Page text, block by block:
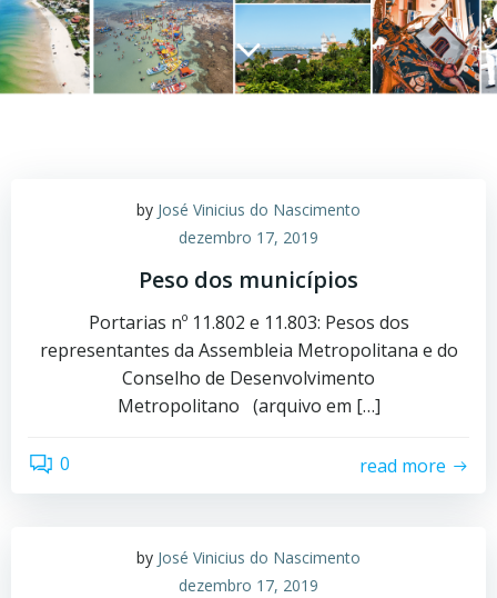
by José Vinicius do Nascimento
dezembro 17, 2019
Peso dos municípios
Portarias nº 11.802 e 11.803: Pesos dos
representantes da Assembleia Metropolitana e do
Conselho de Desenvolvimento
Metropolitano (arquivo em […]
0 read more
by José Vinicius do Nascimento
dezembro 17, 2019